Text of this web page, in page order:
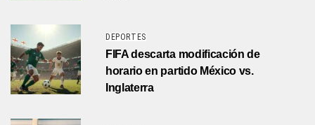
DEPORTES
FIFA descarta modificación de
horario en partido México vs.
Inglaterra